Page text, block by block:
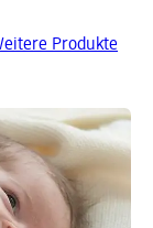
Produkte